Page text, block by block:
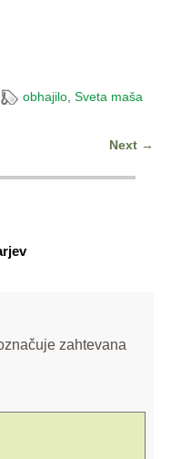
obhajilo, Sveta maša
Next →
zahtevana